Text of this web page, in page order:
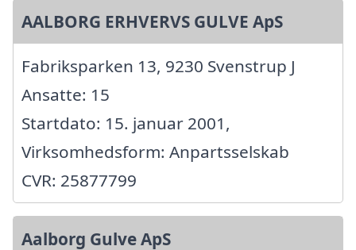
AALBORG ERHVERVS GULVE ApS
Fabriksparken 13, 9230 Svenstrup J
Ansatte: 15
Startdato: 15. januar 2001,
Virksomhedsform: Anpartsselskab
CVR: 25877799
Aalborg Gulve ApS